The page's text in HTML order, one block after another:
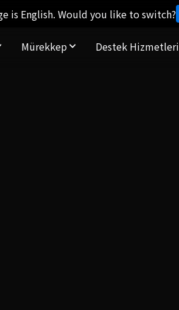
Mürekkep Destek Hizmetleri
is English. Would you like to switch?